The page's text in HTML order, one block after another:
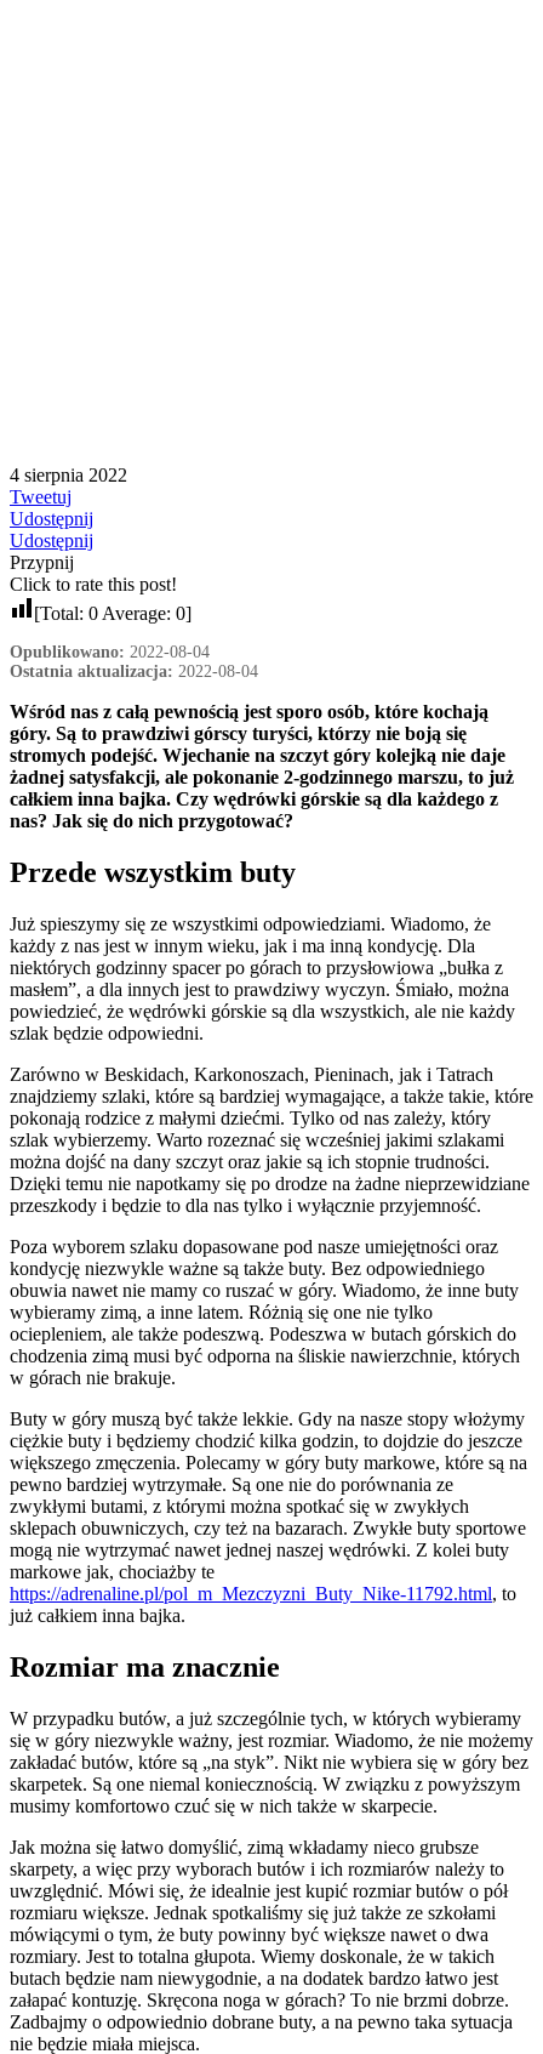
4 sierpnia 2022
Tweetuj
Udostępnij
Udostępnij
Przypnij
Click to rate this post!
[Total: 0Average: 0]
Opublikowano: 2022-08-04
Ostatnia aktualizacja: 2022-08-04
Wśród nas z całą pewnością jest sporo osób, które kochają
góry. Są to prawdziwi górscy turyści, którzy nie boją się
stromych podejść. Wjechanie na szczyt góry kolejką nie daje
żadnej satysfakcji, ale pokonanie 2-godzinnego marszu, to już
całkiem inna bajka. Czy wędrówki górskie są dla każdego z
nas? Jak się do nich przygotować?
Przede wszystkim buty
Już spieszymy się ze wszystkimi odpowiedziami. Wiadomo, że
każdy z nas jest w innym wieku, jak i ma inną kondycję. Dla
niektórych godzinny spacer po górach to przysłowiowa „bułka z
masłem”, a dla innych jest to prawdziwy wyczyn. Śmiało, można
powiedzieć, że wędrówki górskie są dla wszystkich, ale nie każdy
szlak będzie odpowiedni.
Zarówno w Beskidach, Karkonoszach, Pieninach, jak i Tatrach
znajdziemy szlaki, które są bardziej wymagające, a także takie, które
pokonają rodzice z małymi dziećmi. Tylko od nas zależy, który
szlak wybierzemy. Warto rozeznać się wcześniej jakimi szlakami
można dojść na dany szczyt oraz jakie są ich stopnie trudności.
Dzięki temu nie napotkamy się po drodze na żadne nieprzewidziane
przeszkody i będzie to dla nas tylko i wyłącznie przyjemność.
Poza wyborem szlaku dopasowane pod nasze umiejętności oraz
kondycję niezwykle ważne są także buty. Bez odpowiedniego
obuwia nawet nie mamy co ruszać w góry. Wiadomo, że inne buty
wybieramy zimą, a inne latem. Różnią się one nie tylko
ociepleniem, ale także podeszwą. Podeszwa w butach górskich do
chodzenia zimą musi być odporna na śliskie nawierzchnie, których
w górach nie brakuje.
Buty w góry muszą być także lekkie. Gdy na nasze stopy włożymy
ciężkie buty i będziemy chodzić kilka godzin, to dojdzie do jeszcze
większego zmęczenia. Polecamy w góry buty markowe, które są na
pewno bardziej wytrzymałe. Są one nie do porównania ze
zwykłymi butami, z którymi można spotkać się w zwykłych
sklepach obuwniczych, czy też na bazarach. Zwykłe buty sportowe
mogą nie wytrzymać nawet jednej naszej wędrówki. Z kolei buty
markowe jak, chociażby te
https://adrenaline.pl/pol_m_Mezczyzni_Buty_Nike-11792.html, to
już całkiem inna bajka.
Rozmiar ma znacznie
W przypadku butów, a już szczególnie tych, w których wybieramy
się w góry niezwykle ważny, jest rozmiar. Wiadomo, że nie możemy
zakładać butów, które są „na styk”. Nikt nie wybiera się w góry bez
skarpetek. Są one niemal koniecznością. W związku z powyższym
musimy komfortowo czuć się w nich także w skarpecie.
Jak można się łatwo domyślić, zimą wkładamy nieco grubsze
skarpety, a więc przy wyborach butów i ich rozmiarów należy to
uwzględnić. Mówi się, że idealnie jest kupić rozmiar butów o pół
rozmiaru większe. Jednak spotkaliśmy się już także ze szkołami
mówiącymi o tym, że buty powinny być większe nawet o dwa
rozmiary. Jest to totalna głupota. Wiemy doskonale, że w takich
butach będzie nam niewygodnie, a na dodatek bardzo łatwo jest
załapać kontuzję. Skręcona noga w górach? To nie brzmi dobrze.
Zadbajmy o odpowiednio dobrane buty, a na pewno taka sytuacja
nie będzie miała miejsca.